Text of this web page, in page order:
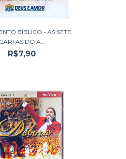
BÍBLICO - AS SETE
CARTAS DO A...
R$7,90